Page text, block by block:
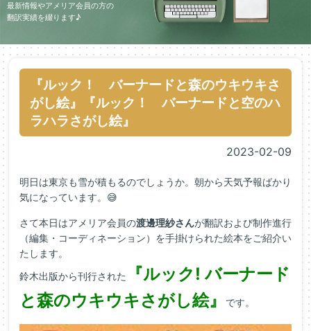
最新情報やアメリア会員の方の
翻訳実績を綴ります♪
『ルック！ バーナードと森のウキウキさ
がし絵』『ルック！ バーナードと空のハ
ラハラさがし絵』
2023-02-09
明日は東京も雪が積もるのでしょうか。朝から天気予報ばかり
気になっています。😅
さて本日はアメリア会員の渡邊理紗さんが翻訳および制作進行
（編集・コーディネーション）を手掛けられた絵本をご紹介い
たします。
鈴木出版から刊行された
『ルック! バーナード
と森のウキウキさがし絵』
です。